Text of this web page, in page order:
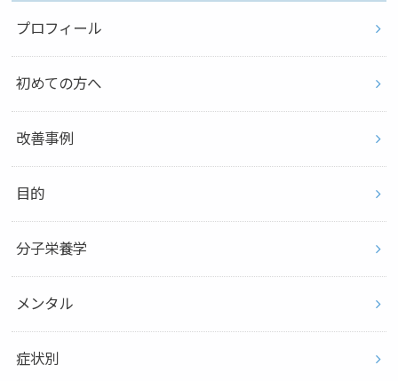
プロフィール
初めての方へ
改善事例
目的
分子栄養学
メンタル
症状別